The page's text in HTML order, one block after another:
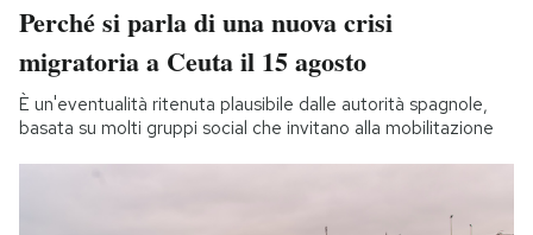
Perché si parla di una nuova crisi
migratoria a Ceuta il 15 agosto
È un'eventualità ritenuta plausibile dalle autorità spagnole,
basata su molti gruppi social che invitano alla mobilitazione